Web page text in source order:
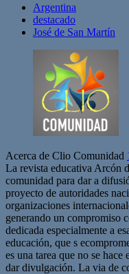
Argentina
destacado
José de San Martín
Acerca de Clio Comunidad
La revista educativa Arcón
comunidad para dar a
proyecto de autoridades
organizaciones
generando un compromiso
dedicada especialmente a
educación, que s
es una tarea que no se
dar divulgación. La via de